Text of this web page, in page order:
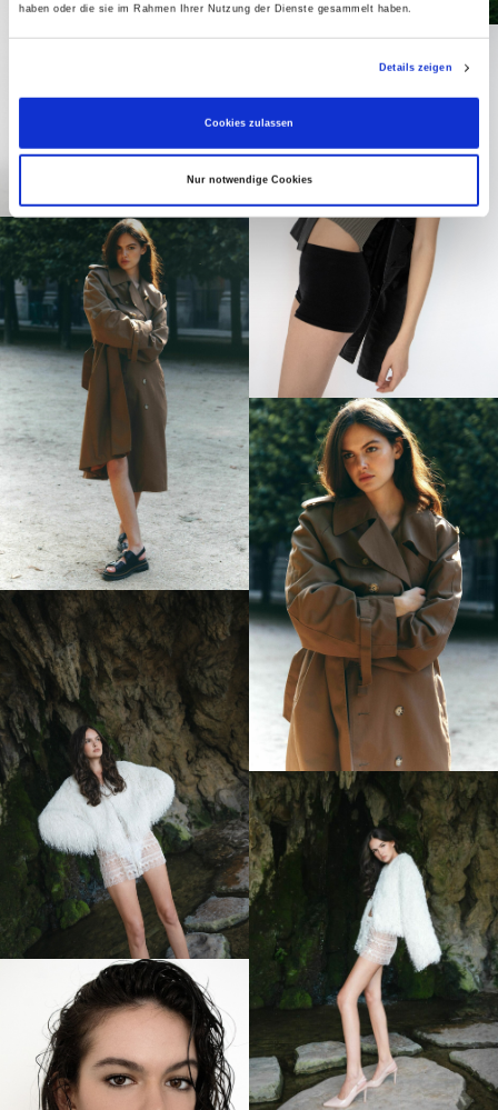
haben oder die sie im Rahmen Ihrer Nutzung der Dienste gesammelt haben.
Details zeigen
Cookies zulassen
Nur notwendige Cookies